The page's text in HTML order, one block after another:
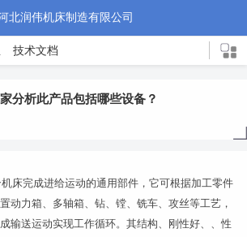
北润伟机床制造有限公司
技术文档
分析此产品包括哪些设备？
床完成进给运动的通用部件，它可根据加工零件
动力箱、多轴箱、钻、镗、铣车、攻丝等工艺，
输送运动实现工作循环。其结构、刚性好、、性